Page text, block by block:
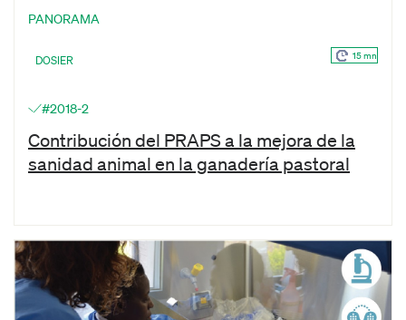
PANORAMA
DOSIER 15 mn
#2018-2
Contribución del PRAPS a la mejora de la
sanidad animal en la ganadería pastoral